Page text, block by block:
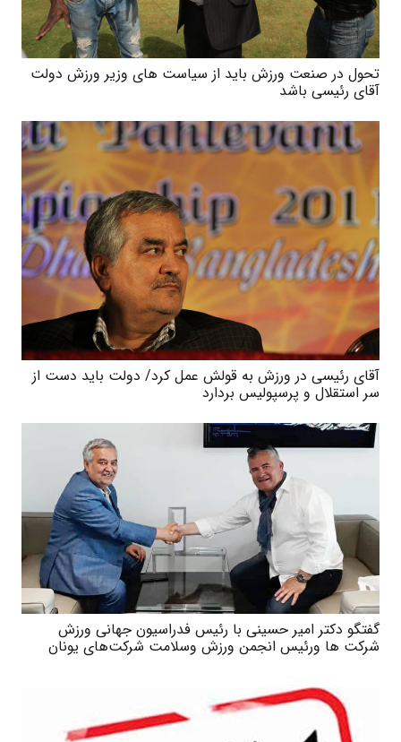
تحول در صنعت ورزش باید از سیاست های وزیر ورزش دولت
آقای رئیسی باشد
آقای رئیسی در ورزش به قولش عمل کرد/ دولت باید دست از
سر استقلال و پرسپولیس بردارد
گفتگو دکتر امیر حسینی با رئیس فدراسیون جهانی ورزش
شرکت ها ورئیس انجمن ورزش وسلامت شرکت‌های یونان